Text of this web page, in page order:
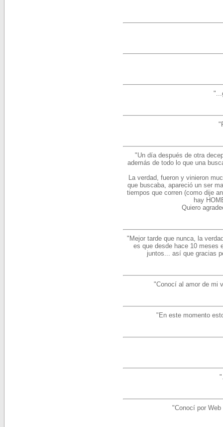
"Un día después de otra
además de todo lo que una
La verdad, fueron y vinieron
que buscaba, apareció un ser
tiempos que corren (como dije
hay
Quiero
"Mejor tarde que nunca, la
es que desde hace 10 meses
juntos... así que gracias
"Conocí al amor de mi
"En este momento
"Conocí por